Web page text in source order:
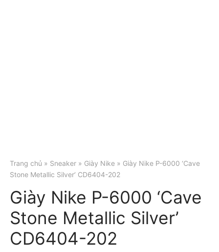
Trang chủ » Sneaker » Giày Nike » Giày Nike P-6000 ‘Cave
Stone Metallic Silver’ CD6404-202
Giày Nike P-6000 ‘Cave
Stone Metallic Silver’
CD6404-202